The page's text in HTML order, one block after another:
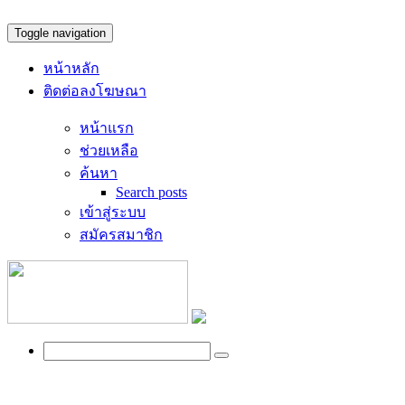
Toggle navigation
หน้าหลัก
ติดต่อลงโฆษณา
หน้าแรก
ช่วยเหลือ
ค้นหา
Search posts
เข้าสู่ระบบ
สมัครสมาชิก